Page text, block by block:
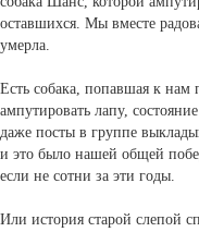
оставшихся. Мы вместе
умерла.
Есть собака, попавшая к
ампутировать лапу,
даже посты в группе
и это было нашей общей
если не сотни за эти годы.
Или история старой слепой